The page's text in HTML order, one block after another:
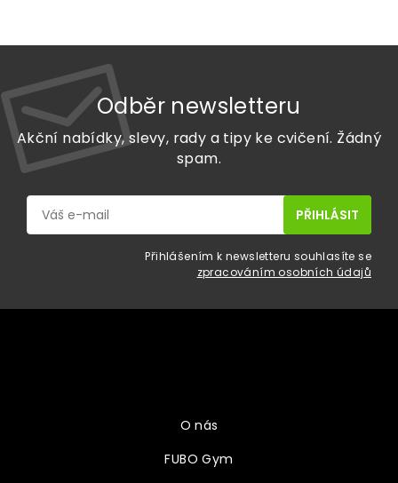
Odběr newsletteru
Akční nabídky, slevy, rady a tipy ke cvičení. Žádný
spam.
Přihlášením k newsletteru souhlasíte se
zpracováním osobních údajů
O nás
FUBO Gym